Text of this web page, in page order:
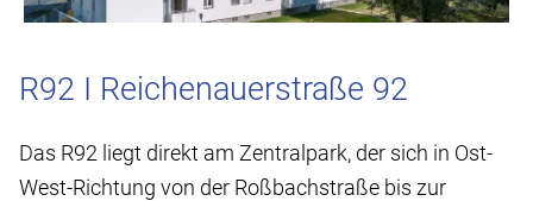
R92 I Reichenauerstraße 92
Das R92 liegt direkt am Zentralpark, der sich in Ost-
West-Richtung von der Roßbachstraße bis zur